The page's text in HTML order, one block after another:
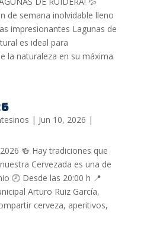
de semana inolvidable lleno
impresionantes Lagunas de
es ideal para
la naturaleza en su máxima
| Jun 10, 2026 |
🍻 Hay tradiciones que
Cervezada es una de
🕗 Desde las 20:00 h 📍
Arturo Ruiz García,
cerveza, aperitivos,